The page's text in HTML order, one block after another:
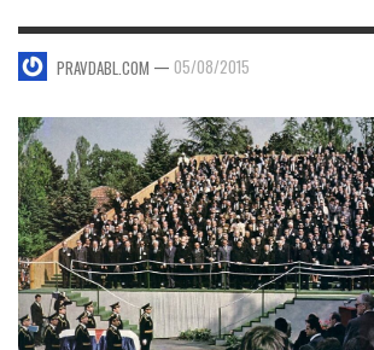
PRAVDABL.COM — 05/08/2015